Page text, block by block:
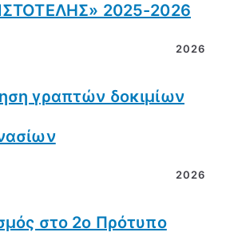
2025-2026
2026
γραπτών δοκιμίων
2026
στο 2ο Πρότυπο